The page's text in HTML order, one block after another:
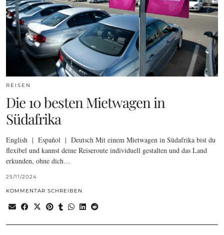
REISEN
Die 10 besten Mietwagen in
Südafrika
English | Español | Deutsch Mit einem Mietwagen in Südafrika bist du
flexibel und kannst deine Reiseroute individuell gestalten und das Land
erkunden, ohne dich…
25/11/2024
KOMMENTAR SCHREIBEN